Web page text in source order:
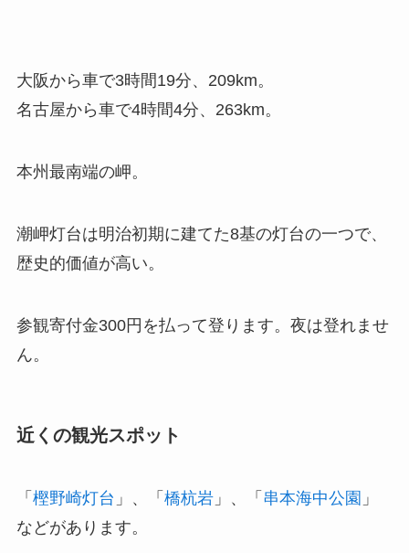
大阪から車で3時間19分、209km。
名古屋から車で4時間4分、263km。
本州最南端の岬。
潮岬灯台は明治初期に建てた8基の灯台の一つで、
歴史的価値が高い。
参観寄付金300円を払って登ります。夜は登れませ
ん。
近くの観光スポット
「 樫野崎灯台 」、「 橋杭岩」、「 串本海中公園 」
などがあります。